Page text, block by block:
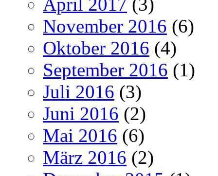
April 2017 (3)
November 2016 (6)
Oktober 2016 (4)
September 2016 (1)
Juli 2016 (3)
Juni 2016 (2)
Mai 2016 (6)
März 2016 (2)